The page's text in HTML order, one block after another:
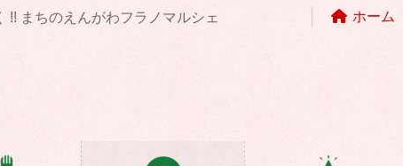
!! まちのえんがわフラノマルシェ ホーム